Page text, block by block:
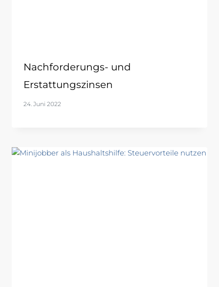
Nachforderungs- und
Erstattungszinsen
24. Juni 2022